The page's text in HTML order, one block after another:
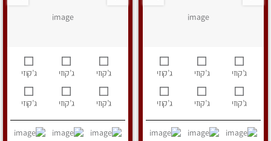
ג’קוזי ג’קוזי ג’קוזי
ג’קוזי ג’קוזי ג’קוזי
ג’קוזי ג’קוזי ג’קוזי
ג’קוזי ג’קוזי ג’קוזי